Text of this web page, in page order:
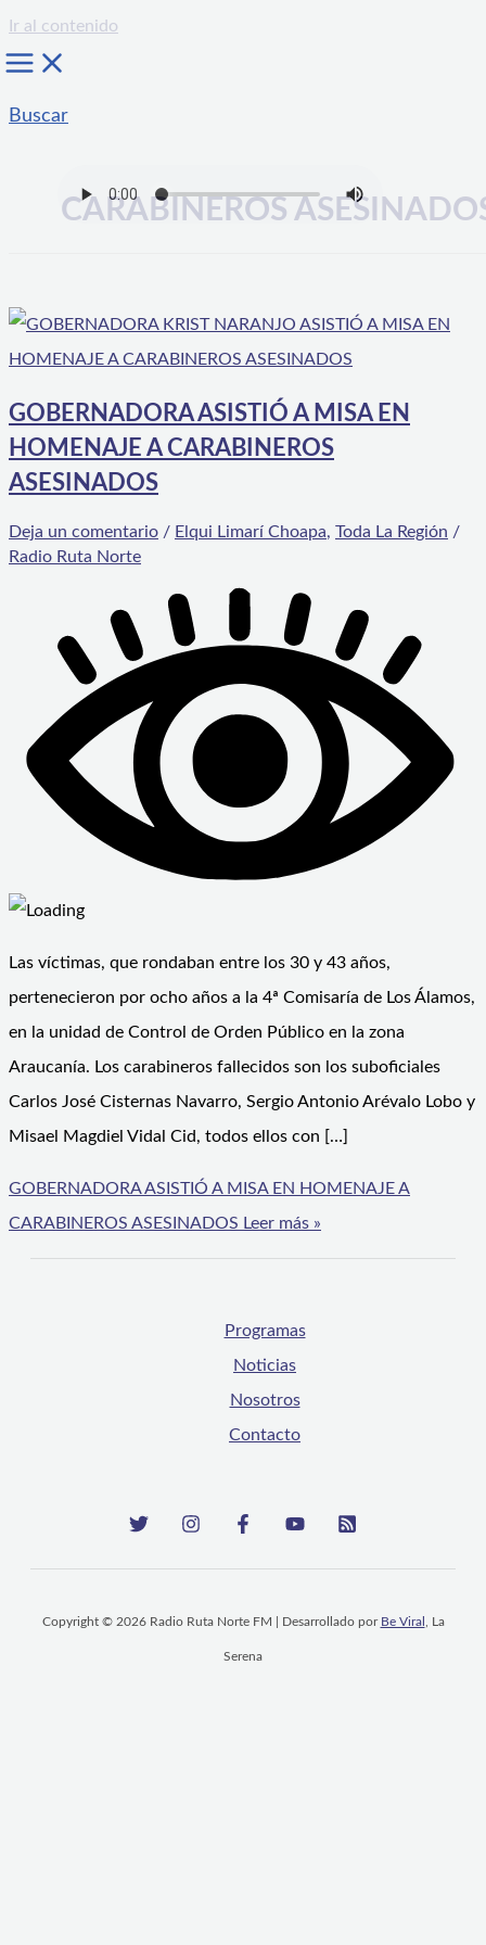
Ir al contenido
Buscar
CARABINEROS
GOBERNADORA ASISTIÓ A MISA EN
HOMENAJE A CARABINEROS
ASESINADOS
Deja un comentario / Elqui Limarí Choapa, Toda La Región /
Radio Ruta Norte
Las víctimas, que rondaban entre los 30 y 43 años,
pertenecieron por ocho años a la 4ª Comisaría de Los Álamos,
en la unidad de Control de Orden Público en la zona
Araucanía. Los carabineros fallecidos son los suboficiales
Carlos José Cisternas Navarro, Sergio Antonio Arévalo Lobo y
Misael Magdiel Vidal Cid, todos ellos con […]
GOBERNADORA ASISTIÓ A MISA EN HOMENAJE A
CARABINEROS ASESINADOS Leer más »
Programas
Noticias
Nosotros
Contacto
Copyright © 2026 Radio Ruta Norte FM | Desarrollado por Be Viral , La
Serena